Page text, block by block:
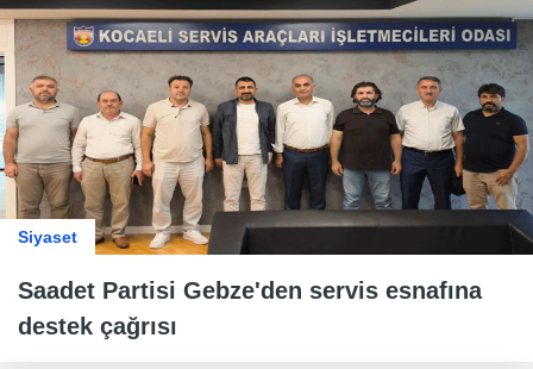
Siyaset
Saadet Partisi Gebze'den servis esnafına
destek çağrısı